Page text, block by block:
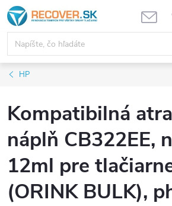
Prejsť
na
obsah
HP
Kompatibilná
náplň CB322EE,
12ml pre
(ORINK BULK),